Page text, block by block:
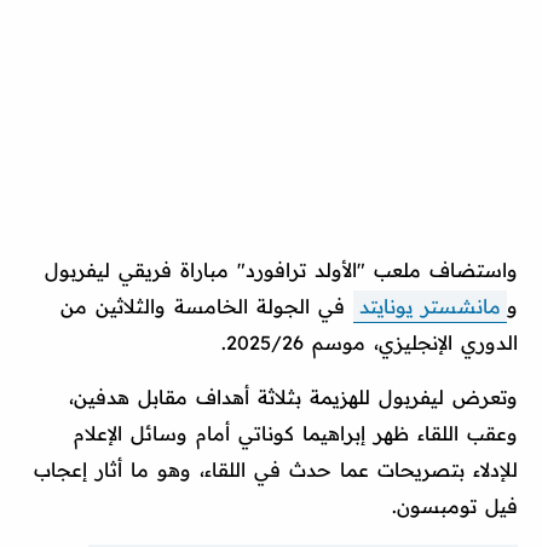
واستضاف ملعب "الأولد ترافورد" مباراة فريقي ليفربول
و مانشستر يونايتد
في الجولة الخامسة والثلاثين من
الدوري الإنجليزي، موسم 2025/26.
وتعرض ليفربول للهزيمة بثلاثة أهداف مقابل هدفين،
وعقب اللقاء ظهر إبراهيما كوناتي أمام وسائل الإعلام
للإدلاء بتصريحات عما حدث في اللقاء، وهو ما أثار إعجاب
فيل تومبسون.